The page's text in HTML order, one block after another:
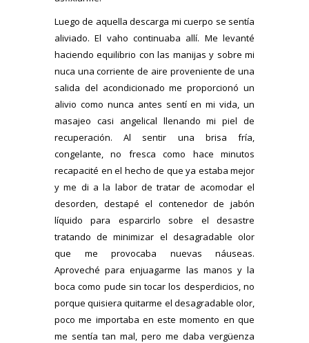
Luego de aquella descarga mi cuerpo se sentía
aliviado. El vaho continuaba allí. Me levanté
haciendo equilibrio con las manijas y sobre mi
nuca una corriente de aire proveniente de una
salida del acondicionado me proporcionó un
alivio como nunca antes sentí en mi vida, un
masajeo casi angelical llenando mi piel de
recuperación. Al sentir una brisa fría,
congelante, no fresca como hace minutos
recapacité en el hecho de que ya estaba mejor
y me di a la labor de tratar de acomodar el
desorden, destapé el contenedor de jabón
líquido para esparcirlo sobre el desastre
tratando de minimizar el desagradable olor
que me provocaba nuevas náuseas.
Aproveché para enjuagarme las manos y la
boca como pude sin tocar los desperdicios, no
porque quisiera quitarme el desagradable olor,
poco me importaba en este momento en que
me sentía tan mal, pero me daba vergüenza